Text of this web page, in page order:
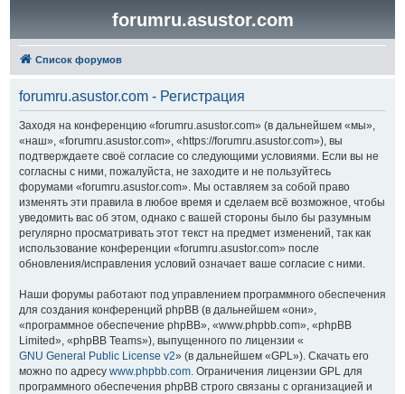
forumru.asustor.com
Список форумов
forumru.asustor.com - Регистрация
Заходя на конференцию «forumru.asustor.com» (в дальнейшем «мы»,
«наш», «forumru.asustor.com», «https://forumru.asustor.com»), вы
подтверждаете своё согласие со следующими условиями. Если вы не
согласны с ними, пожалуйста, не заходите и не пользуйтесь
форумами «forumru.asustor.com». Мы оставляем за собой право
изменять эти правила в любое время и сделаем всё возможное, чтобы
уведомить вас об этом, однако с вашей стороны было бы разумным
регулярно просматривать этот текст на предмет изменений, так как
использование конференции «forumru.asustor.com» после
обновления/исправления условий означает ваше согласие с ними.
Наши форумы работают под управлением программного обеспечения
для создания конференций phpBB (в дальнейшем «они»,
«программное обеспечение phpBB», «www.phpbb.com», «phpBB
Limited», «phpBB Teams»), выпущенного по лицензии «
GNU General Public License v2» (в дальнейшем «GPL»). Скачать его
можно по адресу www.phpbb.com. Ограничения лицензии GPL для
программного обеспечения phpBB строго связаны с организацией и